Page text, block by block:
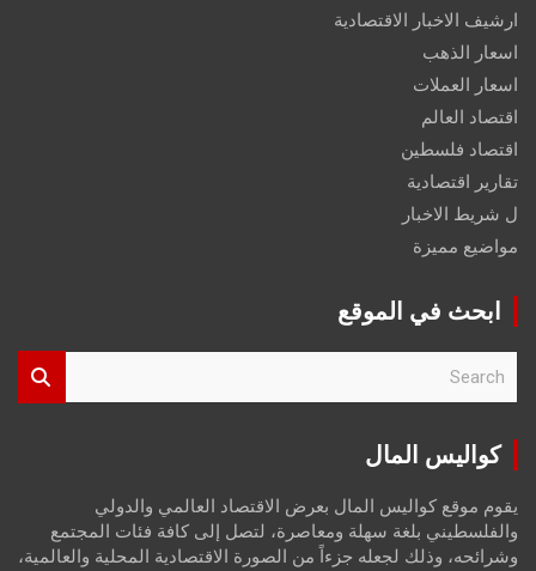
ارشيف الاخبار الاقتصادية
اسعار الذهب
اسعار العملات
اقتصاد العالم
اقتصاد فلسطين
تقارير اقتصادية
ل شريط الاخبار
مواضيع مميزة
ابحث في الموقع
r
كواليس المال
يقوم موقع كواليس المال بعرض الاقتصاد العالمي والدولي
والفلسطيني بلغة سهلة ومعاصرة، لتصل إلى كافة فئات المجتمع
وشرائحه، وذلك لجعله جزءاً من الصورة الاقتصادية المحلية والعالمية،